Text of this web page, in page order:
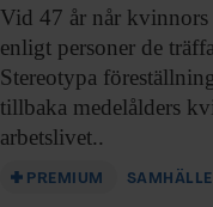
Vid 47 år når kvinnors
enligt personer de
Stereotypa
tillbaka medelålders
arbetslivet..
PREMIUM